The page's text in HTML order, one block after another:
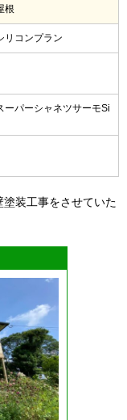
根
リコンプラン
ーパーシャネツサーモSi
装工事をさせていた